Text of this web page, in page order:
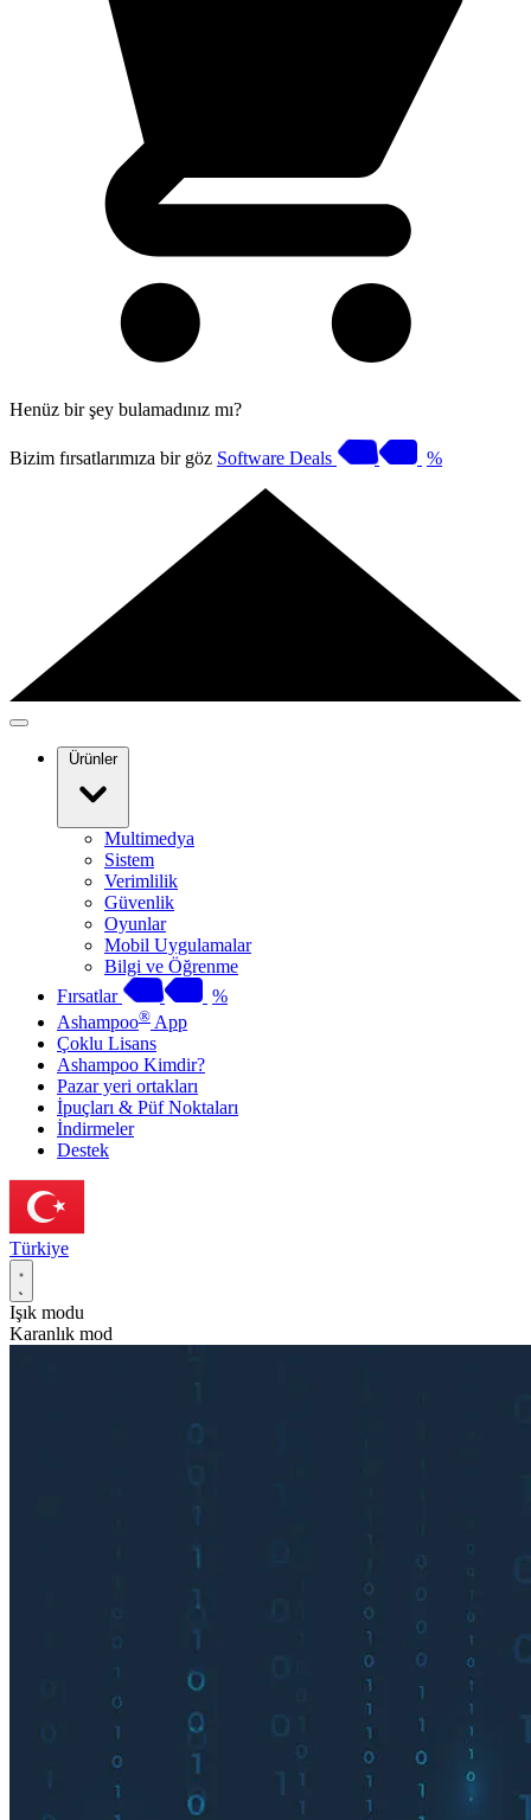
Henüz bir şey bulamadınız mı?
Bizim fırsatlarımıza bir göz Software Deals %
Ürünler
Multimedya
Sistem
Verimlilik
Güvenlik
Oyunlar
Mobil Uygulamalar
Bilgi ve Öğrenme
Fırsatlar
%
Ashampoo® App
Çoklu Lisans
Ashampoo Kimdir?
Pazar yeri ortakları
İpuçları & Püf Noktaları
İndirmeler
Destek
Türkiye
Işık modu
Karanlık mod